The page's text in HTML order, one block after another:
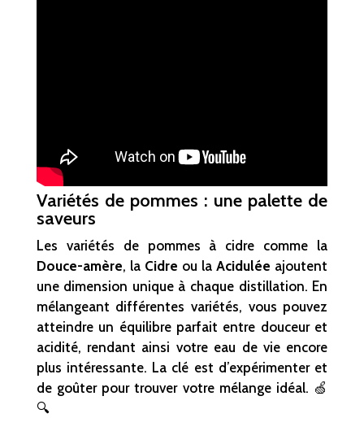
Variétés de pommes : une palette de
saveurs
Les variétés de pommes à cidre comme la
Douce-amère, la Cidre ou laAcidulée ajoutent
une dimension unique à chaque distillation. En
mélangeant différentes variétés, vous pouvez
atteindre un équilibre parfait entre douceur et
acidité, rendant ainsi votre eau de vie encore
plus intéressante. La clé est d’expérimenter et
de goûter pour trouver votre mélange idéal. 🍏
🔍